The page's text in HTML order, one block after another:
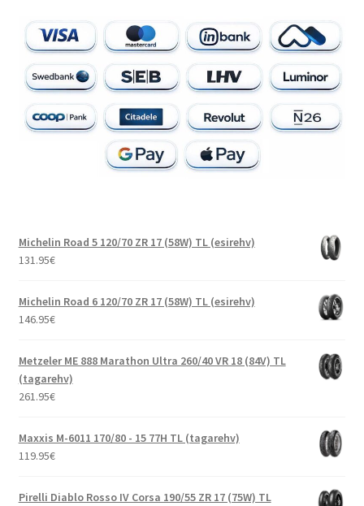
Michelin Road 5 120/70 ZR 17 (58W) TL (esirehv)
131.95€
Michelin Road 6 120/70 ZR 17 (58W) TL (esirehv)
146.95€
Metzeler ME 888 Marathon Ultra 260/40 VR 18 (84V) TL
(tagarehv)
261.95€
Maxxis M-6011 170/80 - 15 77H TL (tagarehv)
119.95€
Pirelli Diablo Rosso IV Corsa 190/55 ZR 17 (75W) TL